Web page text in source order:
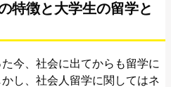
徴と大学生の留学と
今、社会に出てからも留学に
し、社会人留学に関してはネ